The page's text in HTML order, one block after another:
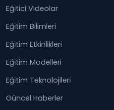
Eğitici Videolar
Eğitim Bilimleri
Eğitim Etkinlikleri
Eğitim Modelleri
Eğitim Teknolojileri
Güncel Haberler